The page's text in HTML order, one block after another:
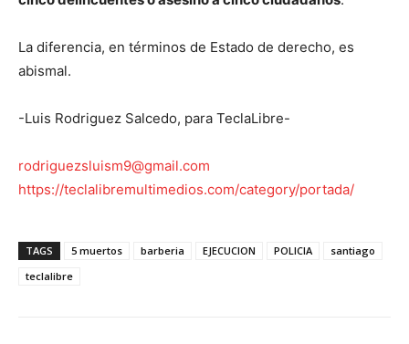
La diferencia, en términos de Estado de derecho, es
abismal.
-Luis Rodriguez Salcedo, para TeclaLibre-
rodriguezsluism9@gmail.com
https://teclalibremultimedios.com/category/portada/
TAGS 5 muertos barberia EJECUCION POLICIA
santiago
teclalibre